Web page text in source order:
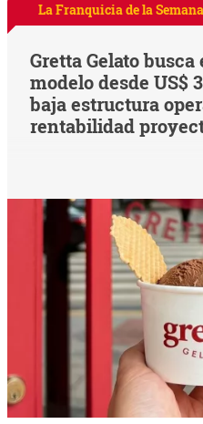
La Franquicia de la Semana
Gretta Gelato
modelo desde US$
baja estructura
rentabilidad